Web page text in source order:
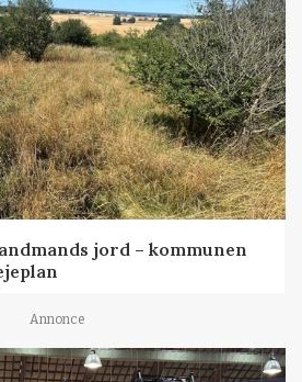
jord – kommunen
Annonce